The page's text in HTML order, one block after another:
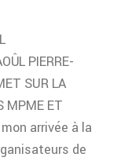
PIERRE-
SUR LA
MPME ET
arrivée à la
de